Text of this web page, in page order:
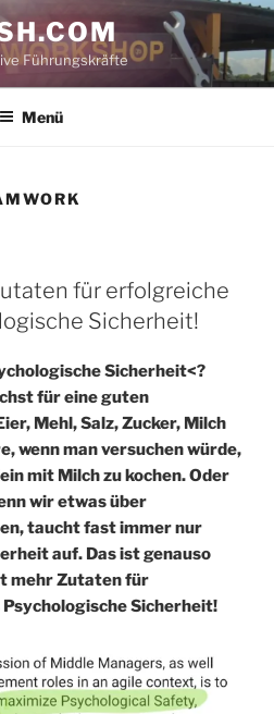
Führungskräfte
Menü
für erfolgreiche
Sicherheit!
Sicherheit<?
für eine guten
Mehl, Salz, Zucker, Milch
wenn man versuchen würde,
mit Milch zu kochen. Oder
wir etwas über
taucht fast immer nur
auf. Das ist genauso
mehr Zutaten für
Sicherheit!